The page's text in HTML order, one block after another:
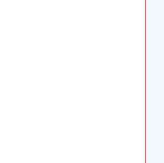
万盛经开区孝子河二郎峡至谷口河河段综合理
关于重庆市万盛经开区万东镇建设乡二郎社财